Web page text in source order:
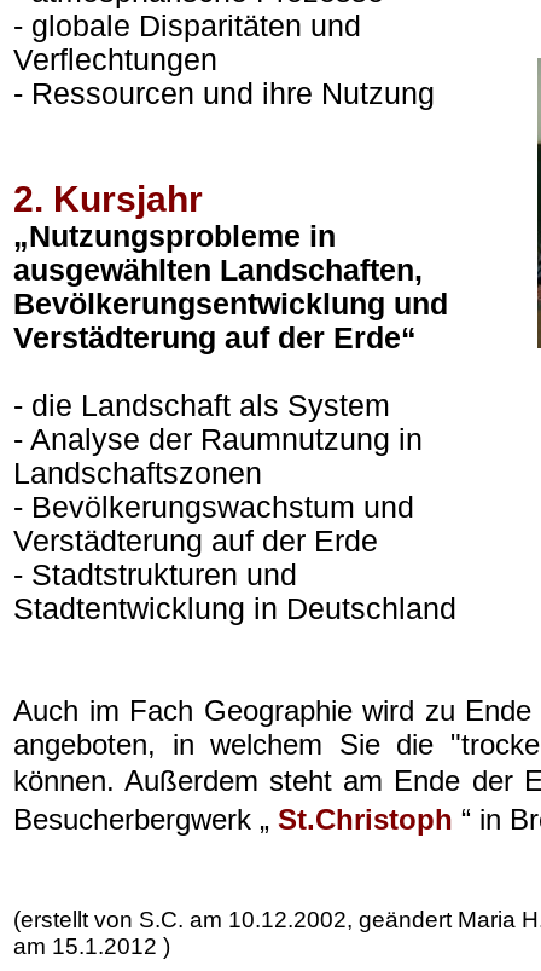
- globale Disparitäten und
Verflechtungen
- Ressourcen und ihre Nutzung
2. Kursjahr
„Nutzungsprobleme in
ausgewählten Landschaften,
Bevölkerungsentwicklung und
Verstädterung auf der Erde“
- die Landschaft als System
- Analyse der Raumnutzung in
Landschaftszonen
- Bevölkerungswachstum und
Verstädterung auf der Erde
- Stadtstrukturen und
Stadtentwicklung in Deutschland
Auch im Fach Geographie wird zu
angeboten, in welchem Sie die
können. Außerdem steht am Ende der
Besucherbergwerk „ St.Christoph “ in
(erstellt von S.C. am 10.12.2002, geändert Maria
am 15.1.2012 )